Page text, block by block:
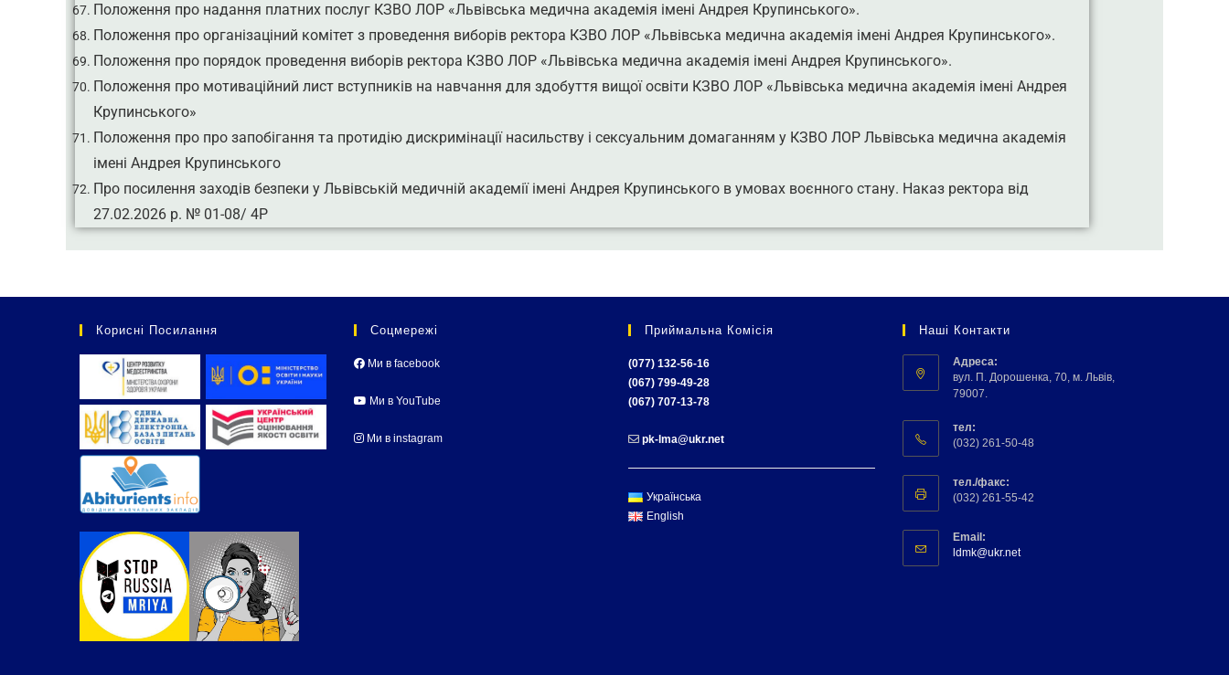
Положення про надання платних послуг КЗВО ЛОР «Львівська медична академія імені Андрея Крупинського».
Положення про організаціний комітет з проведення виборів ректора КЗВО ЛОР «Львівська медична академія імені Андрея Крупинського».
Положення про порядок проведення виборів ректора КЗВО ЛОР «Львівська медична академія імені Андрея Крупинського».
Положення про мотиваційний лист вступників на навчання для здобуття вищої освіти КЗВО ЛОР «Львівська медична академія імені Андрея
Крупинського»
Положення про про запобігання та протидію дискримінації насильству і сексуальним домаганням у КЗВО ЛОР Львівська медична академія
імені Андрея Крупинського
Про посилення заходів безпеки у Львівській медичній академії імені Андрея Крупинського в умовах воєнного стану. Наказ ректора від
27.02.2026 р. № 01-08/ 4Р
Корисні Посилання Соцмережі
Ми в facebook
Ми в YouTube
Ми в instagram
Приймальна Комісія
(077) 132-56-16
(067) 799-49-28
(067) 707-13-78
pk-lma@ukr.net
Українська
English
Наші Контакти
Адреса:
вул. П. Дорошенка, 70, м. Львів,
79007.
тел:
(032) 261-50-48
тел./факс:
(032) 261-55-42
Email:
ldmk@ukr.net